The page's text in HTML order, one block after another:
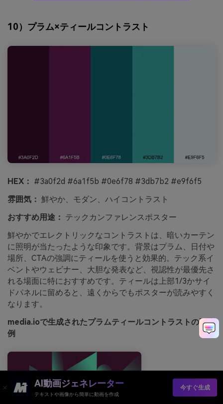
10）プラム×ティールコントラスト
HEX： #3a0f2d #6a1f5b #0e6f78 #3db7b2 #e9f6f5
雰囲気： 鮮やか、モダン、ハイコントラスト
おすすめ用途： テックカンファレンスポスター
鮮やかでエレクトリックなコントラストは、暗いカーテン
に照明が当たったような印象です。背景はプラム、日付や
場所、CTAの強調にティールを使うと効果的。テック系イ
ベントやウェビナー、大胆な発表など、視認性が最優先さ
れる場面に特におすすめです。ティールは上部1/3かサイ
ドパネルに留めると、遠くからでもポスターが読みやすく
なります。
media.ioで生成されたプラムティールコントラストの画像
例
AI動画ジェネレーター
テキストや画像から簡単に動画を作成
今すぐ生成